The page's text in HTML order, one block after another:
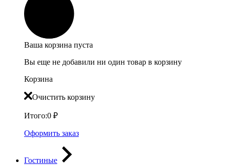
Ваша корзина пуста
Вы еще не добавили ни один товар в корзину
Корзина
Очистить корзину
Итого:0 ₽
Оформить заказ
Гостиные